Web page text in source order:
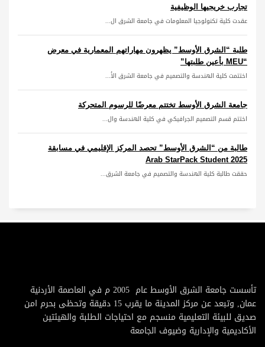
تجارب خريجيها الوظيفية
عقدت كلية تكنولوجيا المعلومات في جامعة الشرق ال...
طلبة “الشرق الأوسط” يظهرون مهاراتهم المعمارية في معرض
“MEU بأعين طلبتها”
اختتمت كلية الهندسة والتصميم في جامعة الشرق الأ...
جامعة الشرق الأوسط تختتم معرضًا للرسوم المتحركة
اختتم قسم التصميم الجرافيكي في كلية الهندسة وال...
طالبة من “الشرق الأوسط” تحصد المركز الإقليمي في مسابقة
Arab StarPack Student 2025
حققت طالبة كلية الهندسة والتصميم في جامعة الشرق...
تأسست جامعة الشرق الأوسط عام 2005 م في العاصمة الأردنية
عمان, وتبعد عن مركز المدينة ما يقرب 15 دقيقة وتحظى بحرم امن
صديق للبيئة التعليمية منسجم مع احتياجات الطلبة والهيئتين
الأكاديمية والإدارية وضيوف الجامعة